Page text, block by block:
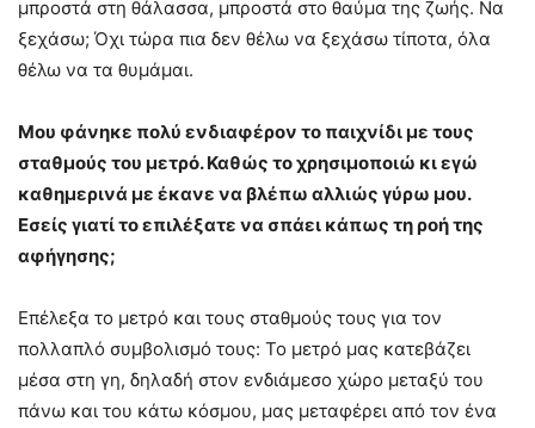
μπροστά στη θάλασσα, μπροστά στο θαύμα της ζωής. Να
ξεχάσω; Όχι τώρα πια δεν θέλω να ξεχάσω τίποτα, όλα
θέλω να τα θυμάμαι.
Μου φάνηκε πολύ ενδιαφέρον το παιχνίδι με τους
σταθμούς του μετρό. Καθώς το χρησιμοποιώ κι εγώ
καθημερινά με έκανε να βλέπω αλλιώς γύρω μου.
Εσείς γιατί το επιλέξατε να σπάει κάπως τη ροή της
αφήγησης;
Επέλεξα το μετρό και τους σταθμούς τους για τον
πολλαπλό συμβολισμό τους: Το μετρό μας κατεβάζει
μέσα στη γη, δηλαδή στον ενδιάμεσο χώρο μεταξύ του
πάνω και του κάτω κόσμου, μας μεταφέρει από τον ένα